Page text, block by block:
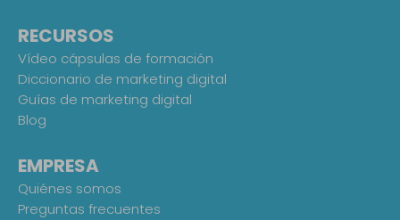
RECURSOS
Vídeo cápsulas de formación
Diccionario de marketing digital
Guías de marketing digital
Blog
EMPRESA
Quiénes somos
Preguntas frecuentes